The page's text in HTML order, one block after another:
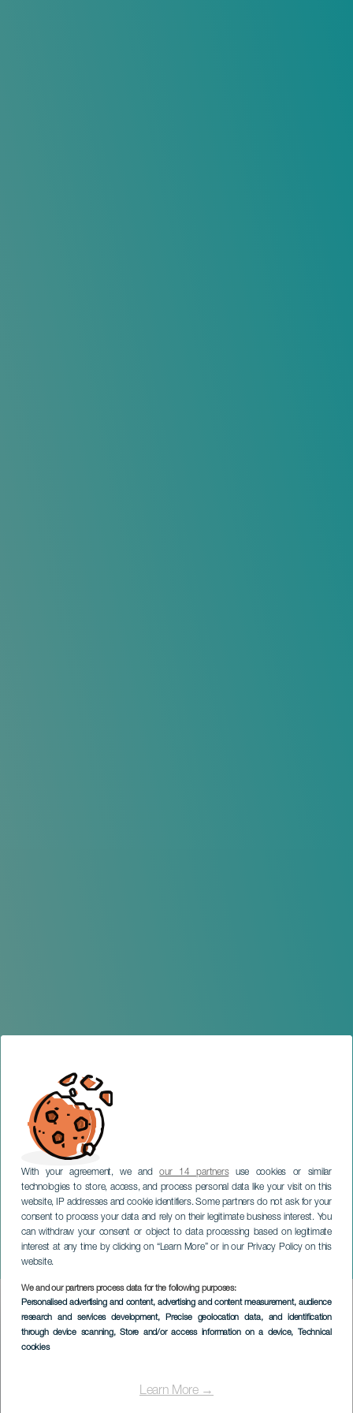
With your agreement, we andour 14 partnersuse cookies or similar
technologies to store, access, and process personal data like your visit on this
website, IP addresses and cookie identifiers. Some partners do not ask for your
consent to process your data and rely on their legitimate business interest. You
can withdraw your consent or object to data processing based on legitimate
interest at any time by clicking on “Learn More” or in our Privacy Policy on this
website.
We and our partners process data for the following purposes:
Personalised advertising and content, advertising and content measurement, audience
research and services development, Precise geolocation data, and identification
through device scanning, Store and/or access information on a device, Technical
cookies
Learn More →
Matadero & Momento 0.0
TENERIFE
Imagen
Listado